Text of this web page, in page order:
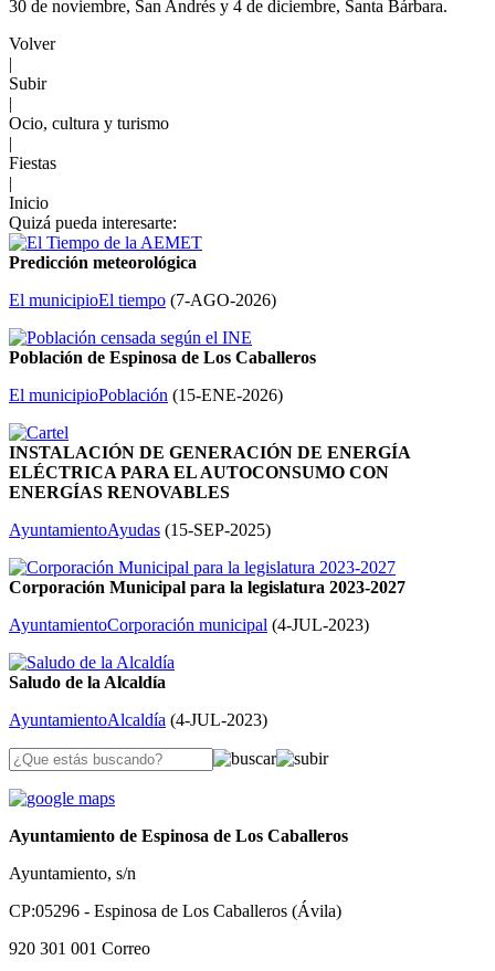
30 de noviembre, San Andrés y 4 de diciembre, Santa Bárbara.
Volver
|
Subir
|
Ocio, cultura y turismo
|
Fiestas
|
Inicio
Quizá pueda interesarte:
Predicción meteorológica
El municipioEl tiempo (7-AGO-2026)
Población de Espinosa de Los Caballeros
El municipioPoblación (15-ENE-2026)
INSTALACIÓN DE GENERACIÓN DE ENERGÍA
ELÉCTRICA PARA EL AUTOCONSUMO CON
ENERGÍAS RENOVABLES
AyuntamientoAyudas (15-SEP-2025)
Corporación Municipal para la legislatura 2023-2027
AyuntamientoCorporación municipal (4-JUL-2023)
Saludo de la Alcaldía
AyuntamientoAlcaldía (4-JUL-2023)
Ayuntamiento de Espinosa de Los Caballeros
Ayuntamiento, s/n
CP:05296 - Espinosa de Los Caballeros (Ávila)
920 301 001 Correo